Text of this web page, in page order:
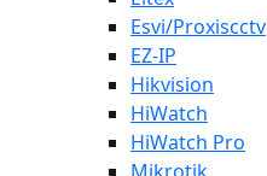
Esvi/Proxiscctv
EZ-IP
Hikvision
HiWatch
HiWatch Pro